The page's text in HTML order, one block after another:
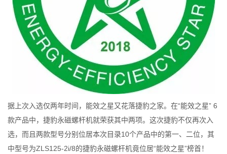
据上次入选仅两年时间，能效之星又花落捷豹之家。在“能效之星” 6
款产品中，捷豹永磁螺杆机就荣获其中两项。这次捷豹不仅再次入
选，而且两款型号分别位居本次目录10个产品中的第一、二位，其
中型号为ZLS125-2i/8的捷豹永磁螺杆机竟位居“能效之星”榜首！